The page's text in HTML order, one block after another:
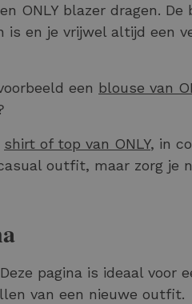
ONLY blazer dragen. De
en je vrijwel altijd een
een blouse van
shirt of top van ONLY, in
outfit, maar zorg je
pagina is ideaal voor
van een nieuwe outfit.